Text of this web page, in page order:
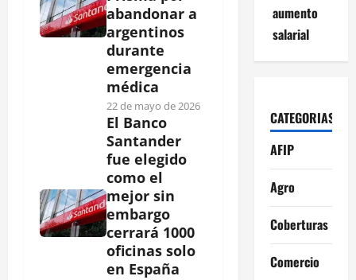
abandonar a
argentinos
durante
emergencia
médica
22 de mayo de 2026
El Banco
Santander
fue elegido
como el
mejor sin
embargo
cerrará 1000
oficinas solo
en España
aumento
salarial
CATEGORIAS
AFIP
Agro
Coberturas
Comercio